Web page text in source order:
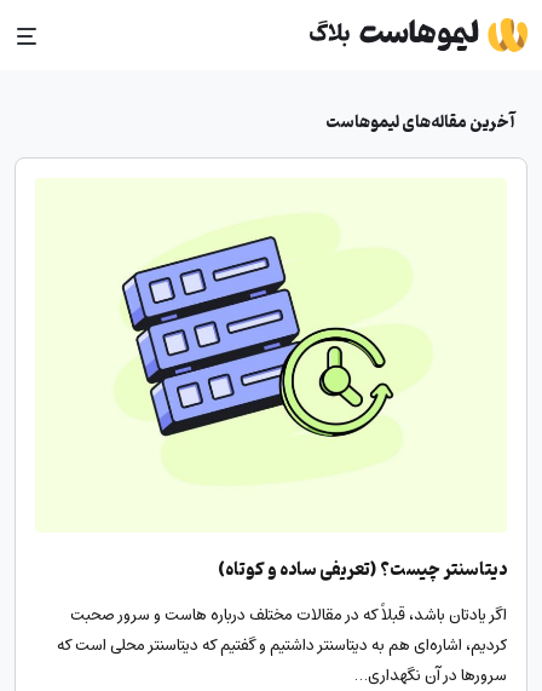
Skip
to
آخرین مقاله‌های لیموهاست
دیتاسنتر چیست؟ (تعریفی ساده و کوتاه)
اگر یادتان باشد، قبلاً که در مقالات مختلف درباره هاست و سرور صحبت
کردیم، اشاره‌ای هم به دیتاسنتر داشتیم و گفتیم که دیتاسنتر محلی است که
سرورها در آن نگهداری…